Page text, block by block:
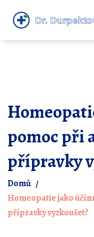
pomoc při
přípravky
Domů
Homeopatie jako
přípravky vyzkoušet?